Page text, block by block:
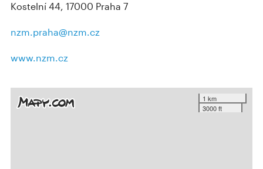
Kostelní 44, 17000 Praha 7
nzm.praha@nzm.cz
www.nzm.cz
1 km
3000 ft